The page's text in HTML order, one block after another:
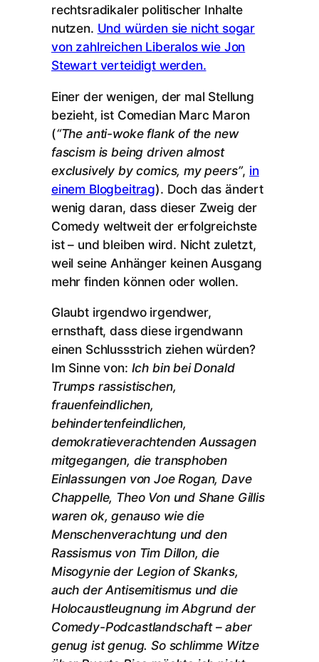
rechtsradikaler politischer Inhalte
nutzen. Und würden sie nicht sogar
von zahlreichen Liberalos wie Jon
Stewart verteidigt werden.
Einer der wenigen, der mal Stellung
bezieht, ist Comedian Marc Maron
(“The anti-woke flank of the new
fascism is being driven almost
exclusively by comics, my peers”, in
einem Blogbeitrag). Doch das ändert
wenig daran, dass dieser Zweig der
Comedy weltweit der erfolgreichste
ist – und bleiben wird. Nicht zuletzt,
weil seine Anhänger keinen Ausgang
mehr finden können oder wollen.
Glaubt irgendwo irgendwer,
ernsthaft, dass diese irgendwann
einen Schlussstrich ziehen würden?
Im Sinne von: Ich bin bei Donald
Trumps rassistischen,
frauenfeindlichen,
behindertenfeindlichen,
demokratieverachtenden Aussagen
mitgegangen, die transphoben
Einlassungen von Joe Rogan, Dave
Chappelle, Theo Von und Shane Gillis
waren ok, genauso wie die
Menschenverachtung und den
Rassismus von Tim Dillon, die
Misogynie der Legion of Skanks,
auch der Antisemitismus und die
Holocaustleugnung im Abgrund der
Comedy-Podcastlandschaft–aber
genug ist genug. So schlimme Witze